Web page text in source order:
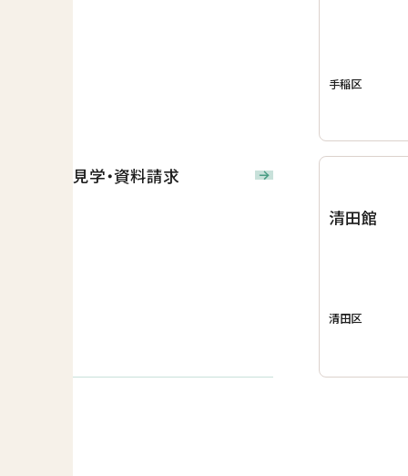
見学・資料請求
手稲区
清田館
清田区